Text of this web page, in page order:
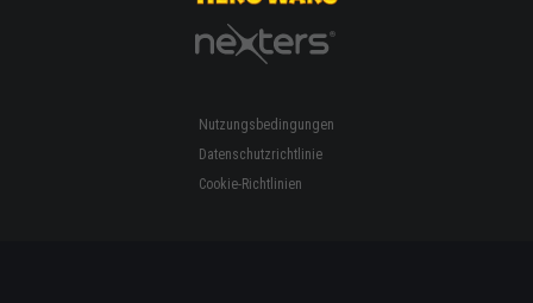
Nutzungsbedingungen
Datenschutzrichtlinie
Cookie-Richtlinien